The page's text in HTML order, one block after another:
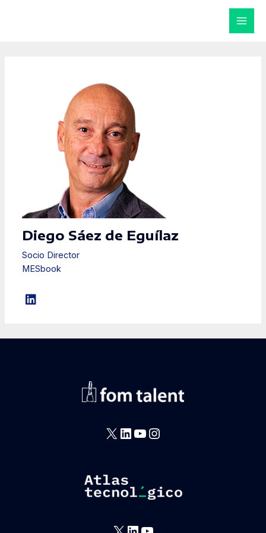
Diego Sáez de Eguílaz
Socio Director
MESbook
X LinkedIn
YouTube
Instagram